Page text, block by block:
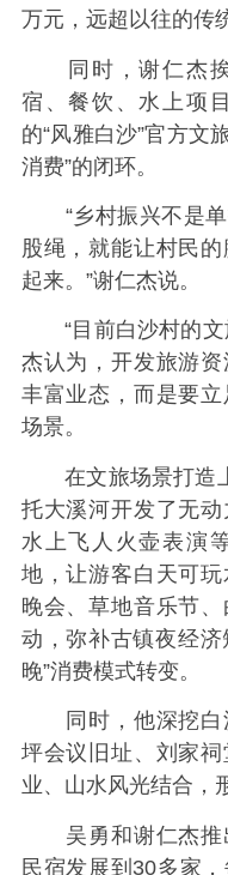
万元，远超以往的传
同时，谢仁杰挨
宿、餐饮、水上项
的“风雅白沙”官方文
消费”的闭环。
“乡村振兴不是单
股绳，就能让村民
起来。”谢仁杰说。
“目前白沙村的文
杰认为，开发旅游
丰富业态，而是要
场景。
在文旅场景打造上
托大溪河开发了无动
水上飞人火壶表演
地，让游客白天可
晚会、草地音乐节
动，弥补古镇夜经济
晚”消费模式转变。
同时，他深挖白
坪会议旧址、刘家
业、山水风光结合，
吴勇和谢仁杰推
民宿发展到30多家